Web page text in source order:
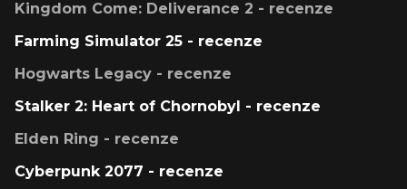
Kingdom Come: Deliverance 2 - recenze
Farming Simulator 25 - recenze
Hogwarts Legacy - recenze
Stalker 2: Heart of Chornobyl - recenze
Elden Ring - recenze
Cyberpunk 2077 - recenze